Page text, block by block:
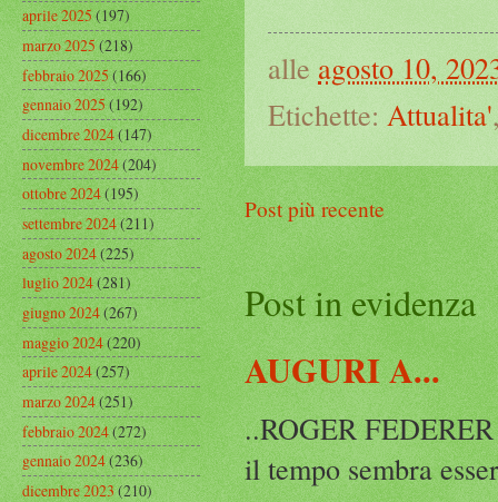
alle agosto 10,
Etichette: Attualita'
Post più recente
Post in evidenza
AUGURI A...
..ROGER
il tempo sembra
aprile 2025(197)
marzo 2025(218)
febbraio 2025(166)
gennaio 2025(192)
dicembre 2024(147)
novembre 2024(204)
ottobre 2024(195)
settembre 2024(211)
agosto 2024(225)
luglio 2024(281)
giugno 2024(267)
maggio 2024(220)
aprile 2024(257)
marzo 2024(251)
febbraio 2024(272)
gennaio 2024(236)
dicembre 2023(210)